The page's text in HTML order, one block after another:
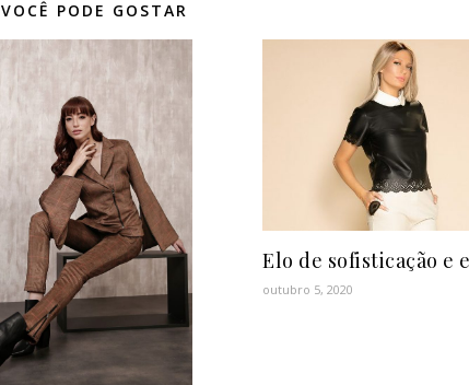
VOCÊ PODE GOSTAR
Elo de sofisticação e
outubro 5, 2020